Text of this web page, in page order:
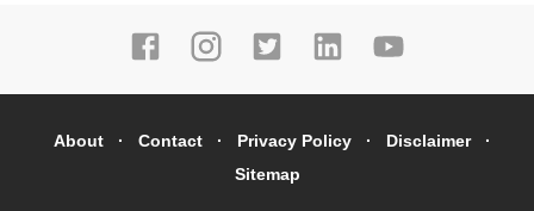
About Contact Privacy Policy
Disclaimer
Sitemap